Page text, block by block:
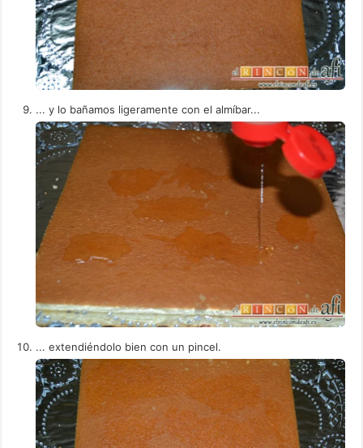
... y lo bañamos ligeramente con el almíbar...
... extendiéndolo bien con un pincel.